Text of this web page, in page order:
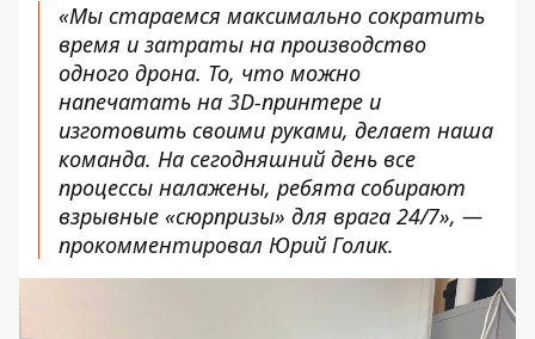
«Мы стараемся максимально сократить
время и затраты на производство
одного дрона. То, что можно
напечатать на 3D-принтере и
изготовить своими руками, делает наша
команда. На сегодняшний день все
процессы налажены, ребята собирают
взрывные «сюрпризы» для врага 24/7», —
прокомментировал Юрий Голик.